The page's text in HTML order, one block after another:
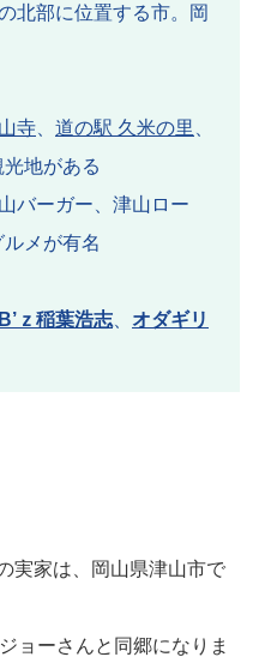
北部に位置する市。岡
寺 道の駅 久米の里
地がある
バーガー、津山ロー
メが有名
B’ｚ稲葉浩志
オダギリ
実家は、岡山県津山市で
ョーさんと同郷になりま